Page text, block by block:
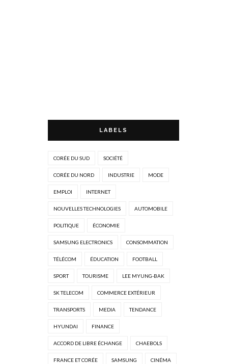
LABELS
CORÉE DU SUD SOCIÉTÉ
CORÉE DU NORD INDUSTRIE MODE
EMPLOI INTERNET
NOUVELLES TECHNOLOGIES AUTOMOBILE
POLITIQUE ÉCONOMIE
SAMSUNG ELECTRONICS CONSOMMATION
TÉLÉCOM ÉDUCATION FOOTBALL
SPORT TOURISME LEE MYUNG-BAK
SK TELECOM COMMERCE EXTÉRIEUR
TRANSPORTS MEDIA TENDANCE
HYUNDAI FINANCE
ACCORD DE LIBRE ÉCHANGE CHAEBOLS
FRANCE ET CORÉE SAMSUNG CINÉMA